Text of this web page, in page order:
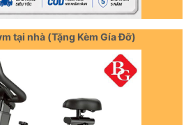
tại nhà (Tặng Kèm Gía Đỡ)